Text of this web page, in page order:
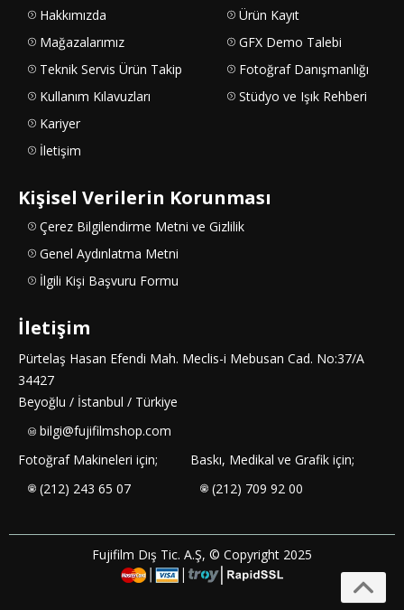
Hakkımızda
Mağazalarımız
Teknik Servis Ürün Takip
Kullanım Kılavuzları
Kariyer
İletişim
Ürün Kayıt
GFX Demo Talebi
Fotoğraf Danışmanlığı
Stüdyo ve Işık Rehberi
Kişisel Verilerin Korunması
Çerez Bilgilendirme Metni ve Gizlilik
Genel Aydınlatma Metni
İlgili Kişi Başvuru Formu
İletişim
Pürtelaş Hasan Efendi Mah. Meclis-i Mebusan Cad. No:37/A
34427
Beyoğlu / İstanbul / Türkiye
bilgi@fujifilmshop.com
Fotoğraf Makineleri için;
(212) 243 65 07
Baskı, Medikal ve Grafik için;
(212) 709 92 00
Fujifilm Dış Tic. A.Ş, © Copyright 2025